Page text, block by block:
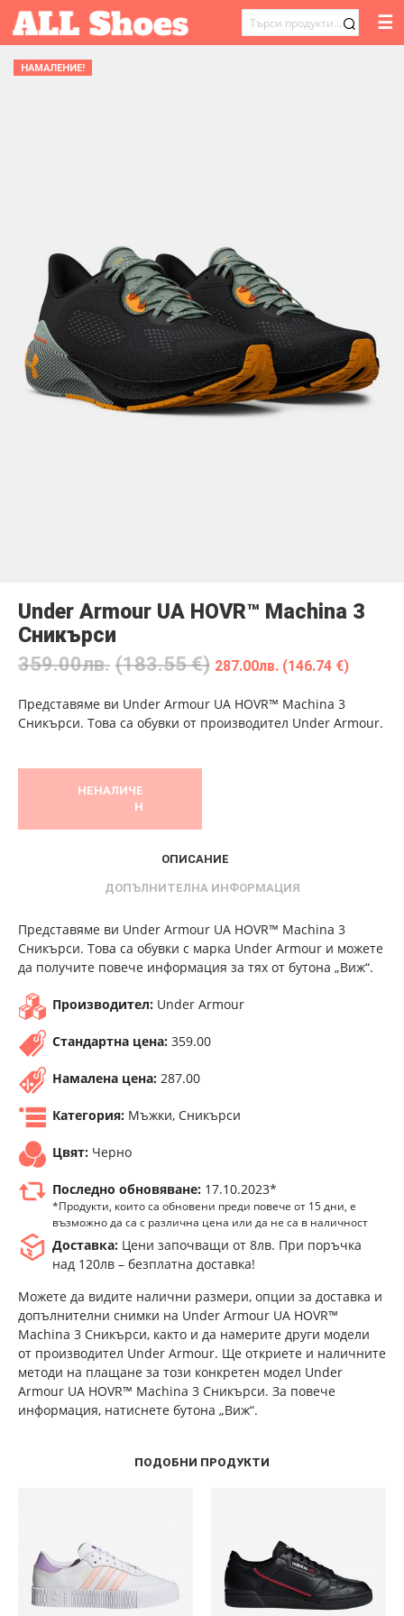
ТЪРСЕНЕ
☰
НАМАЛЕНИЕ!
Under Armour UA HOVR™ Machina 3
Сникърси
359.00лв. (183.55 €) 287.00лв. (146.74 €)
Представяме ви Under Armour UA HOVR™ Machina 3
Сникърси. Това са обувки от производител Under Armour.
НЕНАЛИЧЕ
Н
ОПИСАНИЕ
ДОПЪЛНИТЕЛНА ИНФОРМАЦИЯ
Представяме ви Under Armour UA HOVR™ Machina 3
Сникърси. Това са обувки с марка Under Armour и можете
да получите повече информация за тях от бутона „Виж“.
Производител: Under Armour
Стандартна цена: 359.00
Намалена цена: 287.00
Категория: Мъжки, Сникърси
Цвят: Черно
Последно обновяване: 17.10.2023*
*Продукти, които са обновени преди повече от 15 дни, е
възможно да са с различна цена или да не са в наличност
Доставка: Цени започващи от 8лв. При поръчка
над 120лв – безплатна доставка!
Можете да видите налични размери, опции за доставка и
допълнителни снимки на Under Armour UA HOVR™
Machina 3 Сникърси, както и да намерите други модели
от производител Under Armour. Ще откриете и наличните
методи на плащане за този конкретен модел Under
Armour UA HOVR™ Machina 3 Сникърси. За повече
информация, натиснете бутона „Виж“.
ПОДОБНИ ПРОДУКТИ